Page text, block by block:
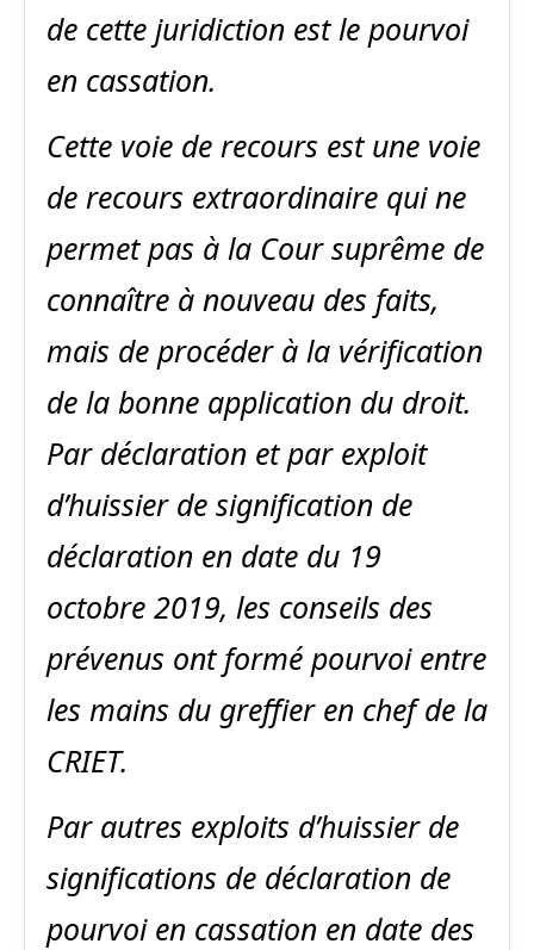
de cette juridiction est le pourvoi
en cassation.
Cette voie de recours est une voie
de recours extraordinaire qui ne
permet pas à la Cour suprême de
connaître à nouveau des faits,
mais de procéder à la vérification
de la bonne application du droit.
Par déclaration et par exploit
d’huissier de signification de
déclaration en date du 19
octobre 2019, les conseils des
prévenus ont formé pourvoi entre
les mains du greffier en chef de la
CRIET.
Par autres exploits d’huissier de
significations de déclaration de
pourvoi en cassation en date des